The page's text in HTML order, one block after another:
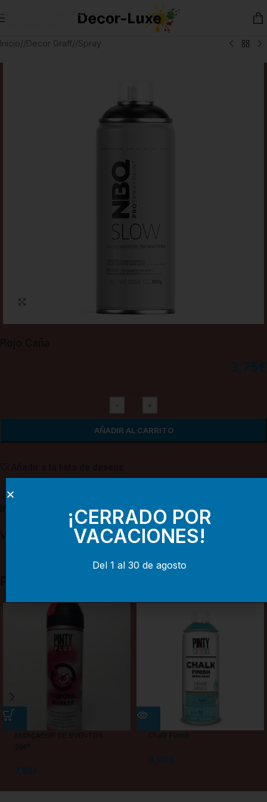
Saltar a la navegación
Saltar al contenido principal
Inicio/ Decor Graff/ Spray
3,75€
- +
AÑADIR AL CARRITO
Información adicional
7,50€
6,00€
¡CERRADO POR
VACACIONES!
Del 1 al 30 de agosto